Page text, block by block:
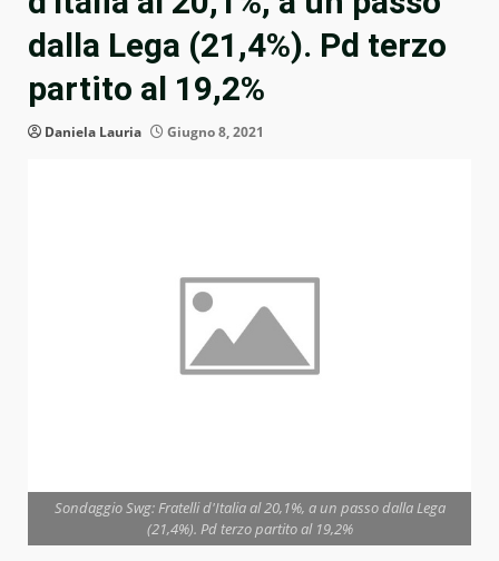
dalla Lega (21,4%). Pd terzo
partito al 19,2%
Daniela Lauria Giugno 8, 2021
Sondaggio Swg: Fratelli d'Italia al 20,1%, a un passo dalla Lega
(21,4%). Pd terzo partito al 19,2%